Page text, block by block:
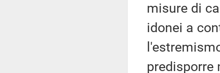
misure di
idonei a
predisporre